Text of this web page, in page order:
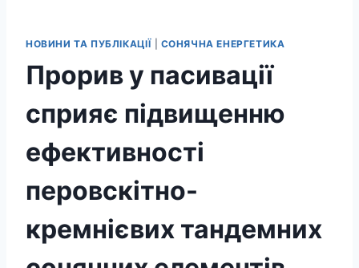
НОВИНИ ТА ПУБЛІКАЦІЇ| СОНЯЧНА ЕНЕРГЕТИКА
Прорив у пасивації
сприяє підвищенню
ефективності
перовскітно-
кремнієвих тандемних